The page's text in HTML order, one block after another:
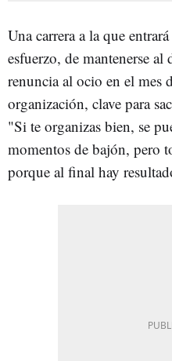
Una carrera a la que
esfuerzo, de mantenerse
renuncia al ocio en el mes
organización, clave para
"Si te organizas bien, se
momentos de bajón, pero
porque al final hay